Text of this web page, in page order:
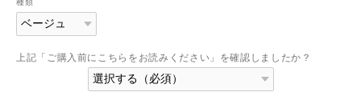
上記「ご購入前にこちらをお読みください」を確認しましたか？